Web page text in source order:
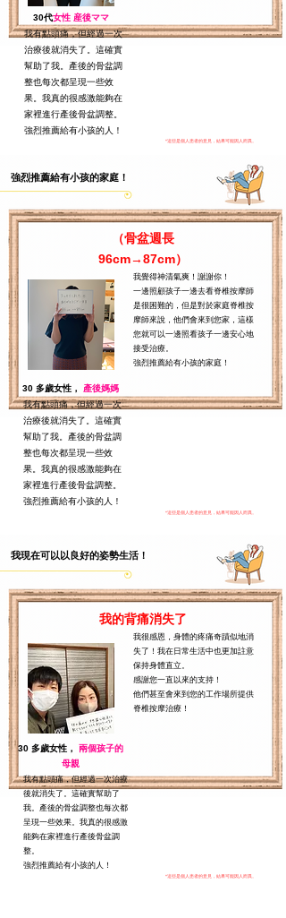
30代女性 産後ママ
*這些是個人患者的意見，結果可能因人而異。
強烈推薦給有小孩的家庭！
30 多歲女性， 產後媽媽
（骨盆週長
96cm→87cm）
我覺得神清氣爽！謝謝你！
一邊照顧孩子一邊去看脊椎按摩師
是很困難的，但是對於家庭脊椎按
摩師來說，他們會來到您家，這樣
您就可以一邊照看孩子一邊安心地
接受治療。
強烈推薦給有小孩的家庭！
*這些是個人患者的意見，結果可能因人而異。
我有點頭痛，但經過一次
治療後就消失了。這確實
幫助了我。產後的骨盆調
整也每次都呈現一些效
果。我真的很感激能夠在
家裡進行產後骨盆調整。
強烈推薦給有小孩的人！
我有點頭痛，但經過一次
治療後就消失了。這確實
幫助了我。產後的骨盆調
整也每次都呈現一些效
果。我真的很感激能夠在
家裡進行產後骨盆調整。
強烈推薦給有小孩的人！
我現在可以以良好的姿勢生活！
30 多歲女性，
兩個孩子的
母親
我的背痛消失了
我很感恩，身體的疼痛奇蹟似地消
失了！我在日常生活中也更加註意
保持身體直立。
感謝您一直以來的支持！
他們甚至會來到您的工作場所提供
脊椎按摩治療！
*這些是個人患者的意見，結果可能因人而異。
我有點頭痛，但經過一次治療
後就消失了。這確實幫助了
我。產後的骨盆調整也每次都
呈現一些效果。我真的很感激
能夠在家裡進行產後骨盆調
整。
強烈推薦給有小孩的人！